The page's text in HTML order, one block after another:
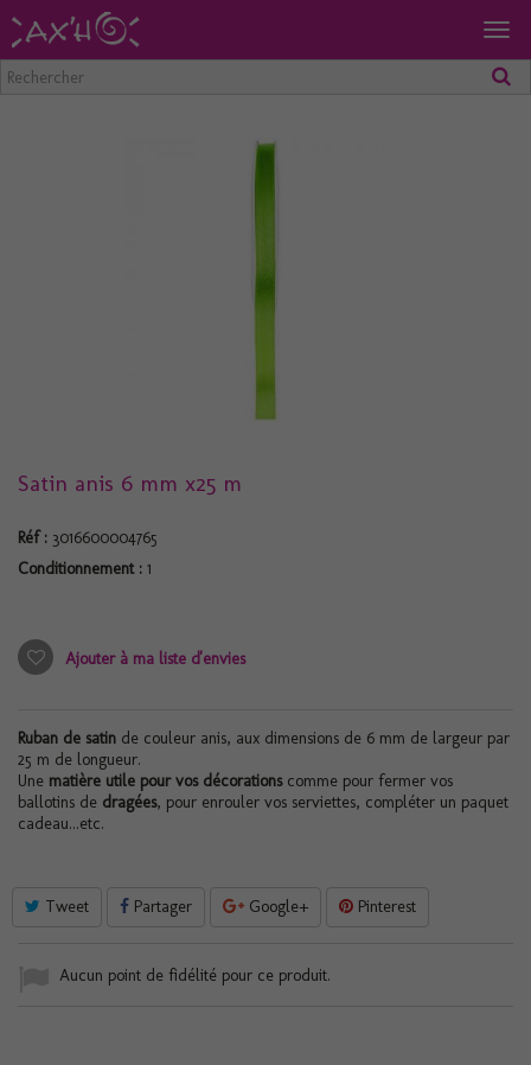
Satin anis 6 mm x25 m
Réf : 3016600004765
Conditionnement : 1
Ajouter à ma liste d'envies
Ruban de satin de couleur anis, aux dimensions de 6 mm de largeur par
25 m de longueur.
Une matière utile pour vos décorationscomme pour fermer vos
ballotins de dragées, pour enrouler vos serviettes, compléter un paquet
cadeau...etc.
Tweet Partager Google+ Pinterest
Aucun point de fidélité pour ce produit.